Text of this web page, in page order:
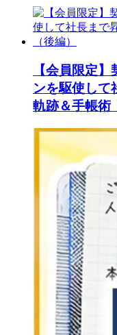
【会員限定
ンを駆使して
軌跡＆手帳術